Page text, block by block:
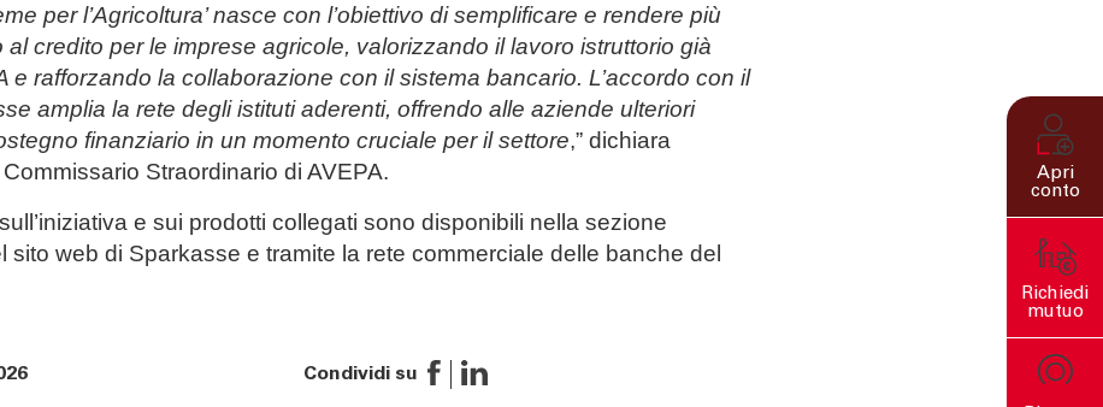
Apri
conto
Richiedi
mutuo
per l’Agricoltura’ nasce con l’obiettivo di semplificare e rendere più
al credito per le imprese agricole, valorizzando il lavoro istruttorio già
e rafforzando la collaborazione con il sistema bancario. L’accordo con il
amplia la rete degli istituti aderenti, offrendo alle aziende ulteriori
finanziario in un momento cruciale per il settore,” dichiara
Straordinario di AVEPA.
e sui prodotti collegati sono disponibili nella sezione
sito web di Sparkasse e tramite la rete commerciale delle banche del
Condividi su